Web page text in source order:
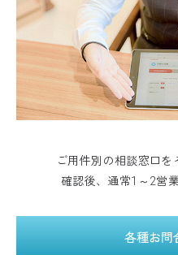
ご用件別の相談窓口を
確認後、通常1～2営
各種お問